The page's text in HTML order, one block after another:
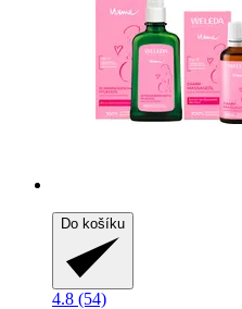
Do košíku
4.8 (54)